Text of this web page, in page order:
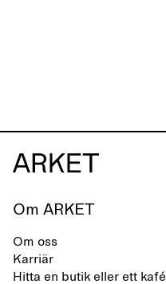
Om ARKET
Om oss
Karriär
Hitta en butik eller ett kafé